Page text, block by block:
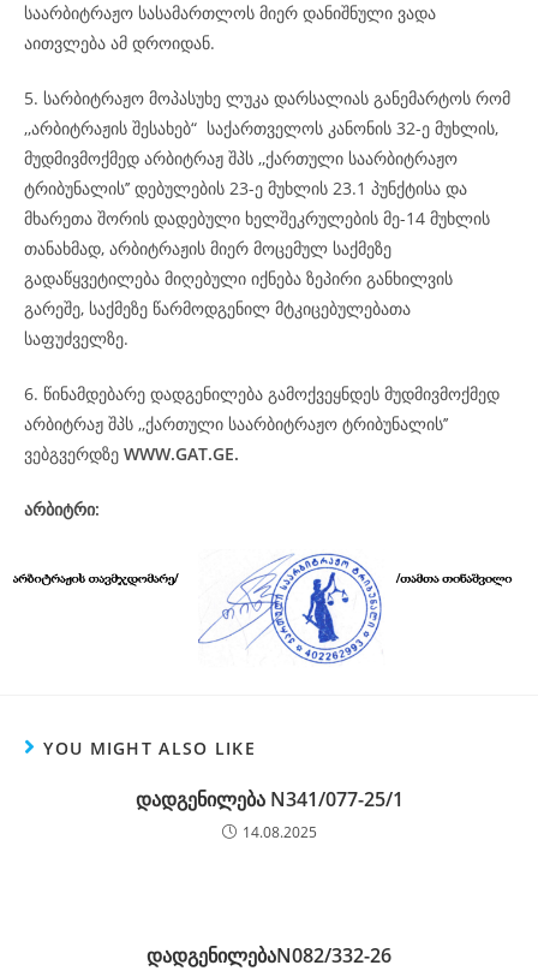
საარბიტრაჟო სასამართლოს მიერ დანიშნული ვადა
აითვლება ამ დროიდან.
5. სარბიტრაჟო მოპასუხე ლუკა დარსალიას განემარტოს რომ
,,არბიტრაჟის შესახებ“ საქართველოს კანონის 32-ე მუხლის,
მუდმივმოქმედ არბიტრაჟ შპს ,,ქართული საარბიტრაჟო
ტრიბუნალის’’ დებულების 23-ე მუხლის 23.1 პუნქტისა და
მხარეთა შორის დადებული ხელშეკრულების მე-14 მუხლის
თანახმად, არბიტრაჟის მიერ მოცემულ საქმეზე
გადაწყვეტილება მიღებული იქნება ზეპირი განხილვის
გარეშე, საქმეზე წარმოდგენილ მტკიცებულებათა
საფუძველზე.
6. წინამდებარე დადგენილება გამოქვეყნდეს მუდმივმოქმედ
არბიტრაჟ შპს ,,ქართული საარბიტრაჟო ტრიბუნალის’’
ვებგვერდზე WWW.GAT.GE.
არბიტრი:
YOU MIGHT ALSO LIKE
დადგენილება N341/077-25/1
14.08.2025
დადგენილებაN082/332-26